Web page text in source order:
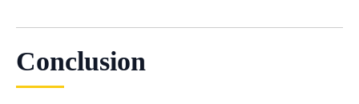
Conclusion